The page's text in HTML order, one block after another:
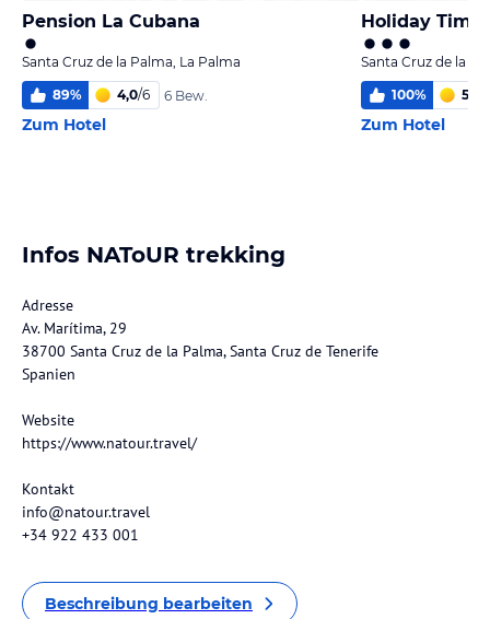
Pension La Cubana
Santa Cruz de la Palma, La Palma
89% 4,0/6 6 Bew.
Zum Hotel
Holiday Time
Santa Cruz de la
100% 5,8
Zum Hotel
Infos NAToUR trekking
Adresse
Av. Marítima, 29
38700 Santa Cruz de la Palma, Santa Cruz de Tenerife
Spanien
Website
https://www.natour.travel/
Kontakt
info@natour.travel
+34 922 433 001
Beschreibung bearbeiten